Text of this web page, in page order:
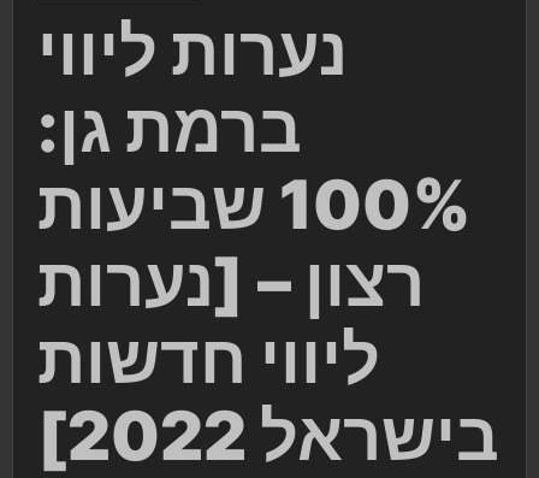
נערות ליווי
ברמת גן:
100% שביעות
רצון – [נערות
ליווי חדשות
בישראל 2022]